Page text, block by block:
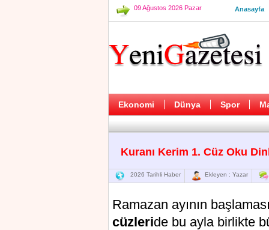
09 Ağustos 2026 Pazar Anasayfa
Ekonomi Dünya Spor
Kuranı Kerim 1. Cüz Oku
2026 Tarihli Haber Ekleyen : Yazar
Ramazan ayının
cüzleride bu ayla birlikte